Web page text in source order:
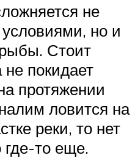
не
но и
Стоит
покидает
протяжении
ловится на
реки, то нет
где-то еще.